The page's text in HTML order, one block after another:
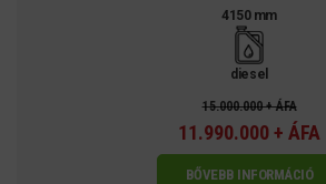
4150 mm
diesel
15.000.000 + ÁFA
11.990.000 + ÁFA
BŐVEBB INFORMÁCIÓ